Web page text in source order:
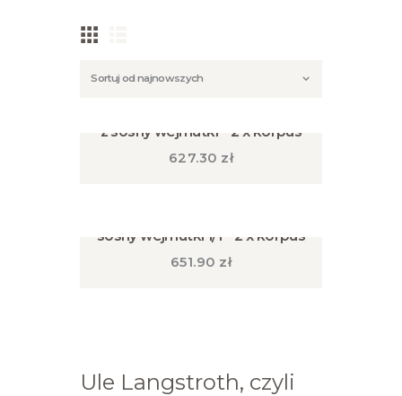
z sosny wejmutki – 2 x korpus
627.30 zł
sosny wejmutki 1/1 – 2 x korpus
651.90 zł
Ule Langstroth, czyli